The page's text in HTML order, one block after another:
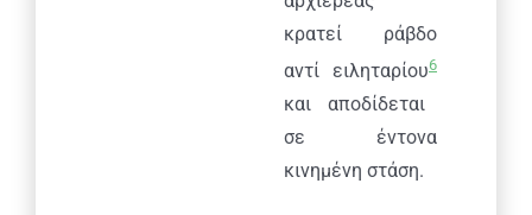
κρατεί ράβδο
αντί ειληταρίου6
και αποδίδεται
σε έντονα
κινημένη στάση.